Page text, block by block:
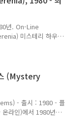
년. On-Line
미스테리 하우
. . 최초의 그래픽
1003 최초의
- 플랫폼 : Apple ][
년에 출시한 최초의
(Mystery
- 출시 : 1980 - 플
라인)에서 1980년에
1987년에 무료로